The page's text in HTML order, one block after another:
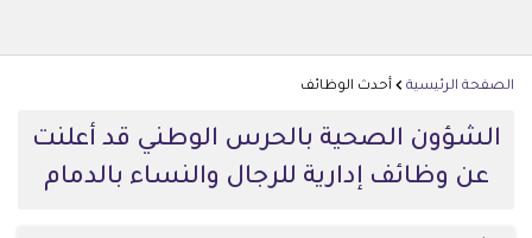
الصفحة الرئيسية أحدث الوظائف
الشؤون الصحية بالحرس الوطني قد أعلنت
عن وظائف إدارية للرجال والنساء بالدمام